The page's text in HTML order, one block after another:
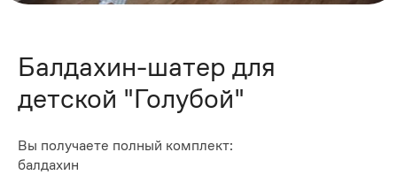
Балдахин-шатер для
детской "Голубой"
Вы получаете полный комп​лект:
балдахин